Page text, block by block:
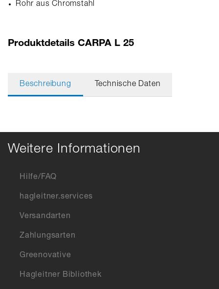
Rohr aus Chromstahl
Produktdetails CARPA L 25
Beschreibung Technische Daten
Weitere Informationen
Hilfe/FAQ
hagleitner.services
Versandarten
Zahlungsarten
Greenovative
Hagleitner Bibliothek